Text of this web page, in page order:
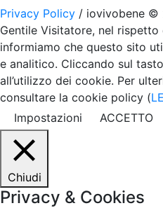
Privacy Policy / iovivobene ©
Gentile Visitatore, nel
informiamo che questo sito
e analitico. Cliccando sul
all’utilizzo dei cookie. Per
consultare la cookie policy (
Impostazioni
ACCETTO
Chiudi
Privacy & Cookies